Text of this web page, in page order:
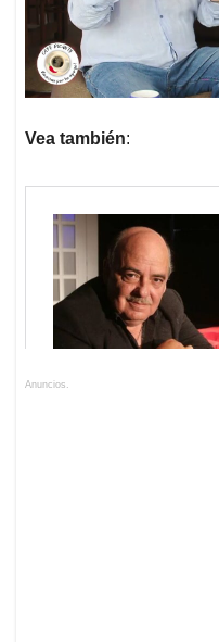
Vea también:
Anuncios.